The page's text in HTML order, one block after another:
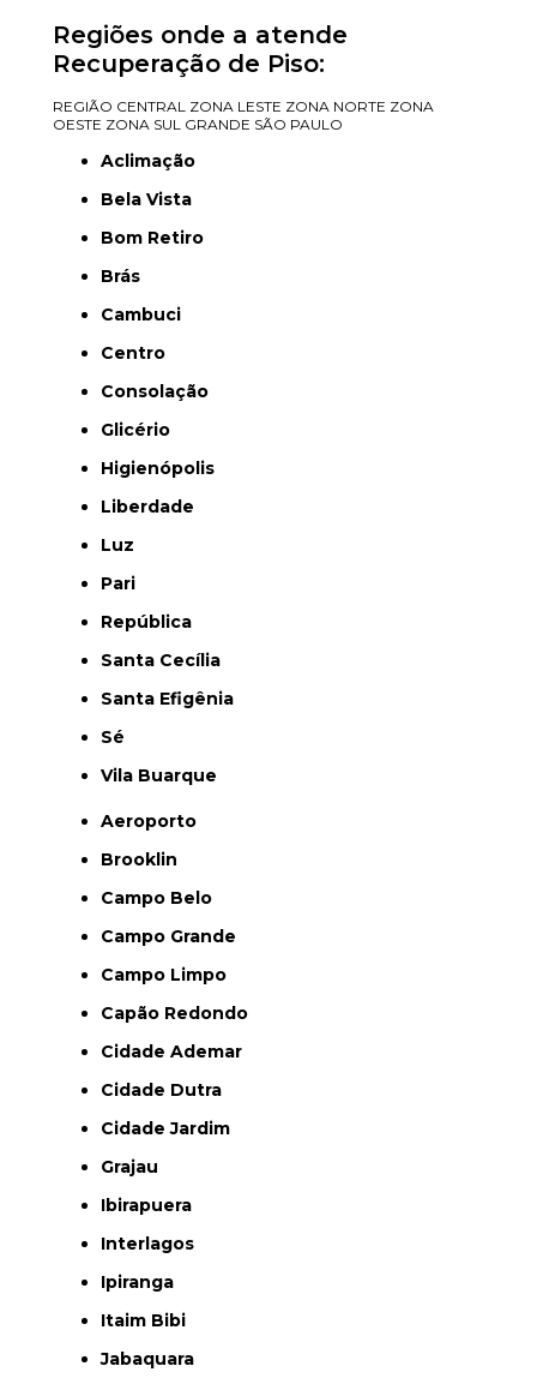
Regiões onde a atende
Recuperação de Piso:
REGIÃO CENTRAL ZONA LESTE ZONA NORTE ZONA
OESTE ZONA SUL GRANDE SÃO PAULO
Aclimação
Bela Vista
Bom Retiro
Brás
Cambuci
Centro
Consolação
Glicério
Higienópolis
Liberdade
Luz
Pari
República
Santa Cecília
Santa Efigênia
Sé
Vila Buarque
Aeroporto
Brooklin
Campo Belo
Campo Grande
Campo Limpo
Capão Redondo
Cidade Ademar
Cidade Dutra
Cidade Jardim
Grajau
Ibirapuera
Interlagos
Ipiranga
Itaim Bibi
Jabaquara